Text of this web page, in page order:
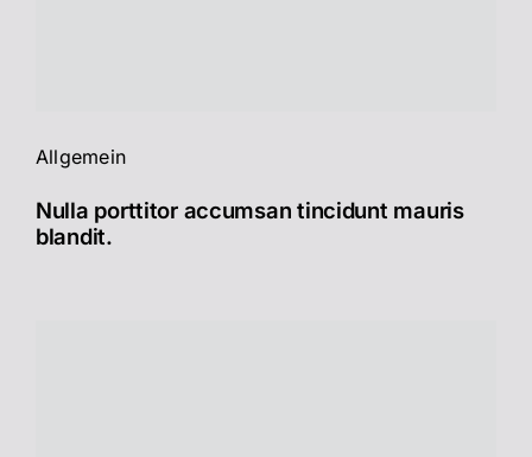
Allgemein
Nulla porttitor accumsan tincidunt mauris
blandit.